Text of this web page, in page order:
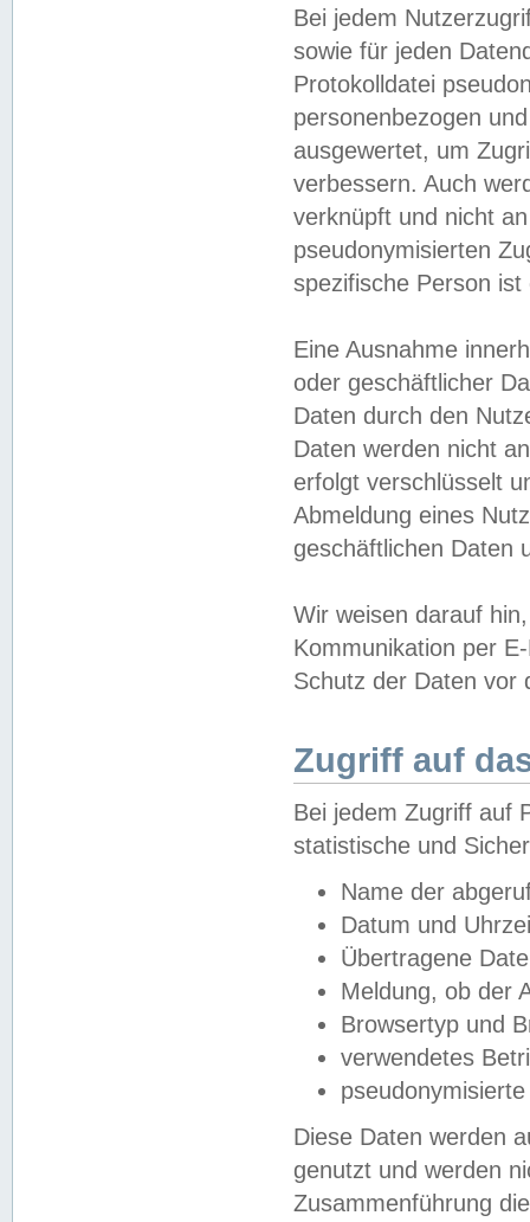
Bei jedem
sowie für jeden
Protokolldatei
personenbezogen
ausgewertet, um
verbessern. Auch
verknüpft und nicht
pseudonymisierten
spezifische Person
Eine Ausnahme
oder geschäftlicher
Daten durch den
Daten werden nicht
erfolgt verschlüsselt
Abmeldung eines
geschäftlichen Daten
Wir weisen darauf
Kommunikation per
Schutz der Daten vor
Zugriff auf
Bei jedem Zugriff auf
statistische und
Name der
Datum und
Übertragene
Meldung, ob der
Browsertyp und
verwendetes
Diese Daten werden
genutzt und werden
Zusammenführung